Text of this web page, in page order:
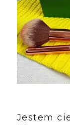
Jestem